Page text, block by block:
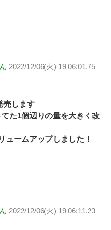
2022/12/06(火) 19:06:01.75
売します
た1個辺りの量を大きく改
ュームアップしました！
2022/12/06(火) 19:06:11.23